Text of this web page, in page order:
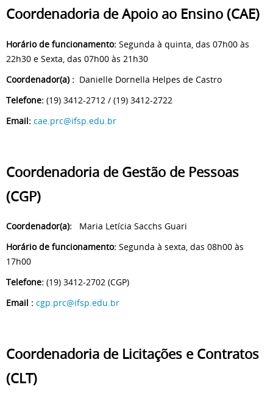
Coordenadoria de Apoio ao Ensino (CAE)
Horário de funcionamento: Segunda à quinta, das 07h00 às
22h30 e Sexta, das 07h00 às 21h30
Coordenador(a) : Danielle Dornella Helpes de Castro
Telefone: (19) 3412-2712 / (19) 3412-2722
Email: cae.prc@ifsp.edu.br
Coordenadoria de Gestão de Pessoas
(CGP)
Coordenador(a): Maria Letícia Sacchs Guari
Horário de funcionamento: Segunda à sexta, das 08h00 às
17h00
Telefone: (19) 3412-2702 (CGP)
Email : cgp.prc@ifsp.edu.br
Coordenadoria de Licitações e Contratos
(CLT)